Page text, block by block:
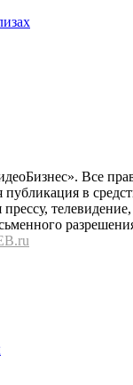
Все
в